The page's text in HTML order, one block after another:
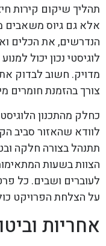
תהליך שיקום קירות
אלא גם גיוס משאבים
הנדרשים, את הכלים
לוגיסטי נכון יכול
מדויק. חשוב לבדוק
צורך בהזמנת חומרים
כחלק מהתכנון
לוודא שהאזור סביב
תתנהל בצורה חלקה
הצוות בשעות
לעוברים ושבים. כל
על הצלחת הפרויקט
אחריות